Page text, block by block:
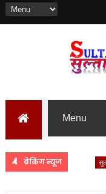
ब्रेकिंग न्यूज